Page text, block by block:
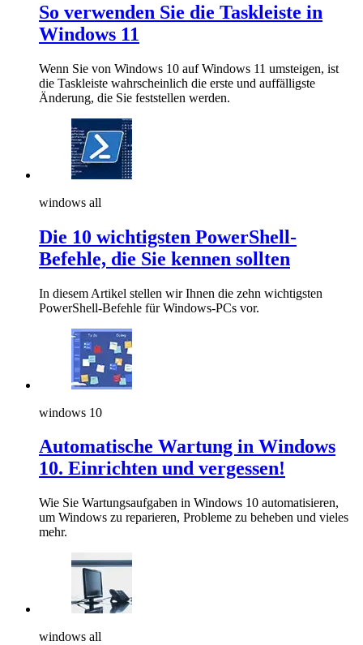
So verwenden Sie die Taskleiste in
Windows 11
Wenn Sie von Windows 10 auf Windows 11 umsteigen, ist
die Taskleiste wahrscheinlich die erste und auffälligste
Änderung, die Sie feststellen werden.
windows all
Die 10 wichtigsten PowerShell-
Befehle, die Sie kennen sollten
In diesem Artikel stellen wir Ihnen die zehn wichtigsten
PowerShell-Befehle für Windows-PCs vor.
windows 10
Automatische Wartung in Windows
10. Einrichten und vergessen!
Wie Sie Wartungsaufgaben in Windows 10 automatisieren,
um Windows zu reparieren, Probleme zu beheben und vieles
mehr.
windows all